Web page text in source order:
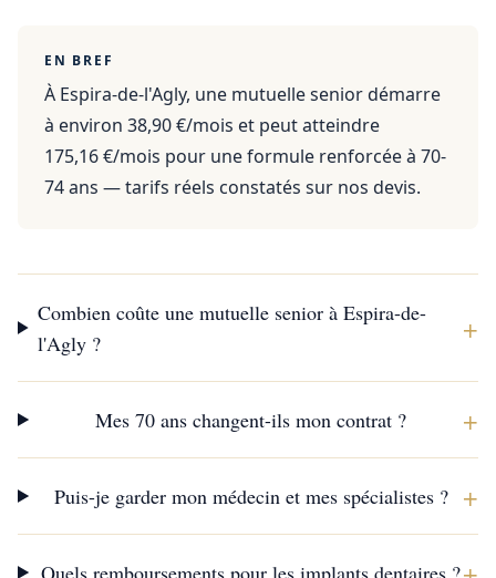
EN BREF
À Espira-de-l'Agly, une mutuelle senior démarre
à environ 38,90 €/mois et peut atteindre
175,16 €/mois pour une formule renforcée à 70-
74 ans — tarifs réels constatés sur nos devis.
Combien coûte une mutuelle senior à Espira-de-
l'Agly ?
+
Mes 70 ans changent-ils mon contrat ? +
Puis-je garder mon médecin et mes spécialistes ? +
Quels remboursements pour les implants dentaires ?